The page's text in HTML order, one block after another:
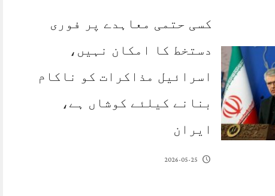
کسی حتمی معاہدے پر فوری
دستخط کا امکان نہیں،
اسرائیل مذاکرات کو ناکام
بنانے کیلئے کوشاں ہے،
ایران
2026-05-25